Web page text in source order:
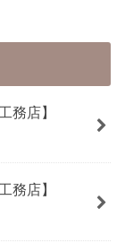
務店】
務店】